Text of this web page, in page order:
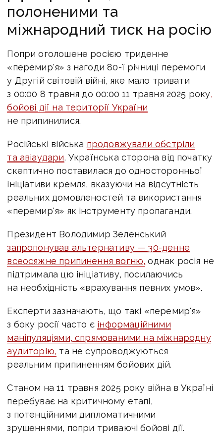
полоненими та
міжнародний тиск на росію
Попри оголошене росією триденне
«перемир'я» з нагоди 80-ї річниці перемоги
у Другій світовій війні, яке мало тривати
з 00:00 8 травня до 00:00 11 травня 2025 року,
бойові дії на території України
не припинилися.
Російські війська продовжували обстріли
та авіаудари. Українська сторона від початку
скептично поставилася до односторонньої
ініціативи кремля, вказуючи на відсутність
реальних домовленостей та використання
«перемир'я» як інструменту пропаганди.
Президент Володимир Зеленський
запропонував альтернативу — 30-денне
всеосяжне припинення вогню, однак росія не
підтримала цю ініціативу, посилаючись
на необхідність «врахування певних умов».
Експерти зазначають, що такі «перемир'я»
з боку росії часто є інформаційними
маніпуляціями, спрямованими на міжнародну
аудиторію, та не супроводжуються
реальним припиненням бойових дій.
Станом на 11 травня 2025 року війна в Україні
перебуває на критичному етапі,
з потенційними дипломатичними
зрушеннями, попри триваючі бойові дії.